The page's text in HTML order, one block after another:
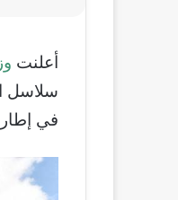
أعلنت
سلاسل
في